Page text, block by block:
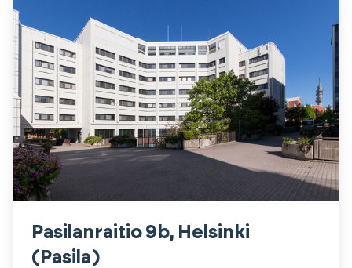
Pasilanraitio 9b, Helsinki
(Pasila)